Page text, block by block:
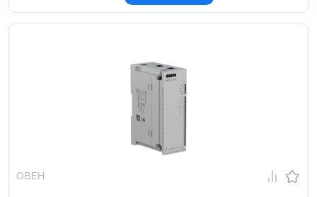
ОВЕН